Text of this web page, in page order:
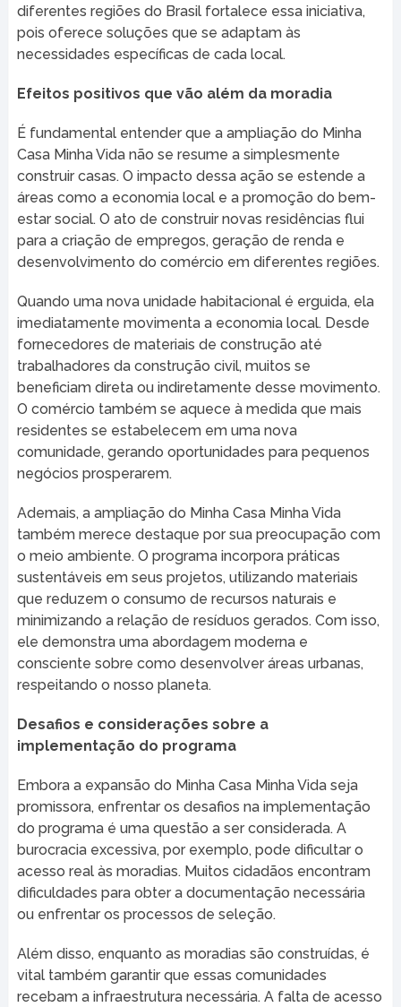
diferentes regiões do Brasil fortalece essa iniciativa,
pois oferece soluções que se adaptam às
necessidades específicas de cada local.
Efeitos positivos que vão além da moradia
É fundamental entender que a ampliação do Minha
Casa Minha Vida não se resume a simplesmente
construir casas. O impacto dessa ação se estende a
áreas como a economia local e a promoção do bem-
estar social. O ato de construir novas residências flui
para a criação de empregos, geração de renda e
desenvolvimento do comércio em diferentes regiões.
Quando uma nova unidade habitacional é erguida, ela
imediatamente movimenta a economia local. Desde
fornecedores de materiais de construção até
trabalhadores da construção civil, muitos se
beneficiam direta ou indiretamente desse movimento.
O comércio também se aquece à medida que mais
residentes se estabelecem em uma nova
comunidade, gerando oportunidades para pequenos
negócios prosperarem.
Ademais, a ampliação do Minha Casa Minha Vida
também merece destaque por sua preocupação com
o meio ambiente. O programa incorpora práticas
sustentáveis em seus projetos, utilizando materiais
que reduzem o consumo de recursos naturais e
minimizando a relação de resíduos gerados. Com isso,
ele demonstra uma abordagem moderna e
consciente sobre como desenvolver áreas urbanas,
respeitando o nosso planeta.
Desafios e considerações sobre a
implementação do programa
Embora a expansão do Minha Casa Minha Vida seja
promissora, enfrentar os desafios na implementação
do programa é uma questão a ser considerada. A
burocracia excessiva, por exemplo, pode dificultar o
acesso real às moradias. Muitos cidadãos encontram
dificuldades para obter a documentação necessária
ou enfrentar os processos de seleção.
Além disso, enquanto as moradias são construídas, é
vital também garantir que essas comunidades
recebam a infraestrutura necessária. A falta de acesso